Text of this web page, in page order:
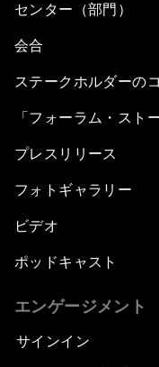
センター（部門）
会合
ステークホルダーの
「フォーラム・スト
プレスリリース
フォトギャラリー
ビデオ
ポッドキャスト
エンゲージメント
サインイン